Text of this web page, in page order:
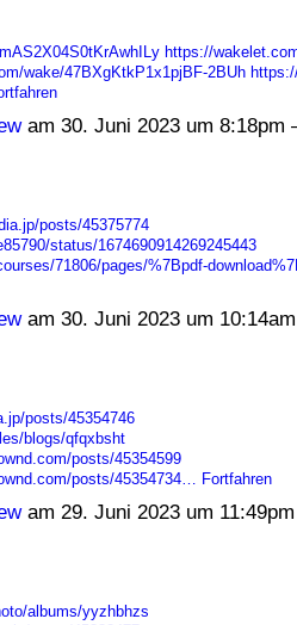
https://
wake/47BXgKtkP1x1pjBF-2BUh
am 30. Juni 2023 um 8:18pm
posts/45375774
status/1674690914269245443
71806/pages/%7Bpdf-
am 30. Juni 2023 um
posts/45354746
blogs/qfqxbsht
posts/45354599
posts/45354734…
Fortfahren
am 29. Juni 2023 um
albums/yyzhbhzs